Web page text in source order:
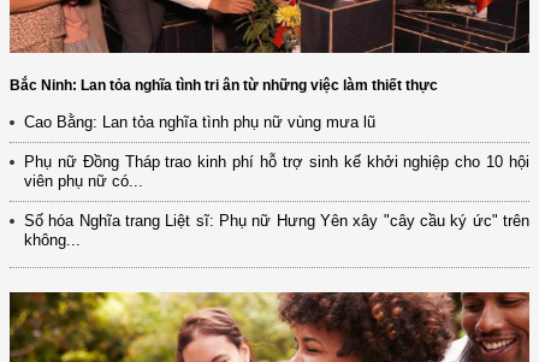
Bắc Ninh: Lan tỏa nghĩa tình tri ân từ những việc làm thiết thực
Cao Bằng: Lan tỏa nghĩa tình phụ nữ vùng mưa lũ
Phụ nữ Đồng Tháp trao kinh phí hỗ trợ sinh kế khởi nghiệp cho 10 hội
viên phụ nữ có...
Số hóa Nghĩa trang Liệt sĩ: Phụ nữ Hưng Yên xây "cây cầu ký ức" trên
không...